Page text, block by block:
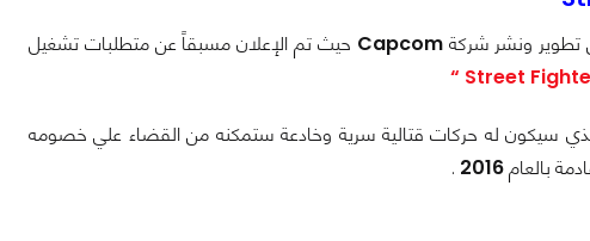
تطوير ونشر شركةCapcom حيث تم الإعلان مسبقاً عن متطلبات تشغيل
سيكون له حركات قتالية سرية وخادعة ستمكنه من القضاء علي خصومه
2016
.